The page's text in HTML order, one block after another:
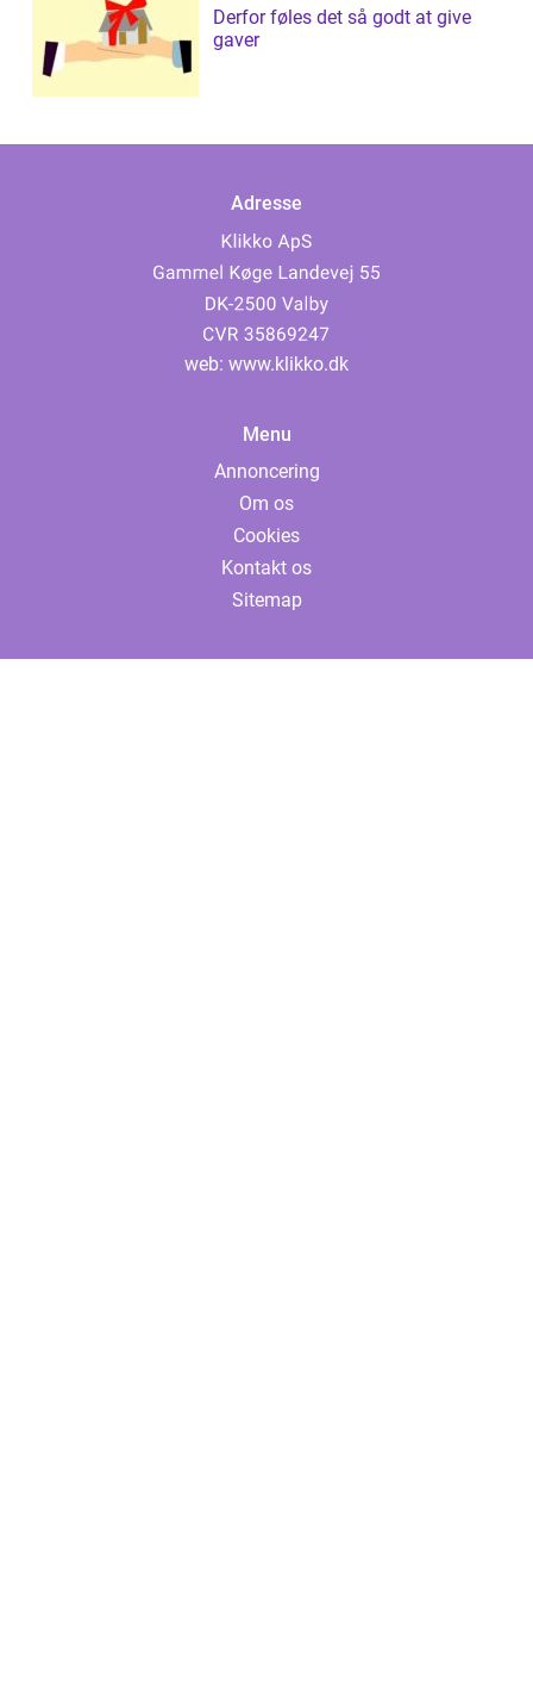
Derfor føles det så godt at give
gaver
Adresse
web: www.klikko.dk
Menu
Annoncering
Om os
Cookies
Kontakt os
Sitemap